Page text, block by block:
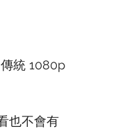
統 1080p
也不會有